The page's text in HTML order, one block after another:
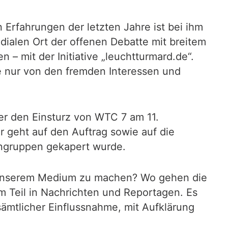
Erfahrungen der letzten Jahre ist bei ihm
Ort der offenen Debatte mit breitem
– mit der Initiative „leuchtturmard.de“.
von den fremden Interessen und
den Einsturz von WTC 7 am 11.
geht auf den Auftrag sowie auf die
gekapert wurde.
Medium zu machen? Wo gehen die
Teil in Nachrichten und Reportagen. Es
Einflussnahme, mit Aufklärung